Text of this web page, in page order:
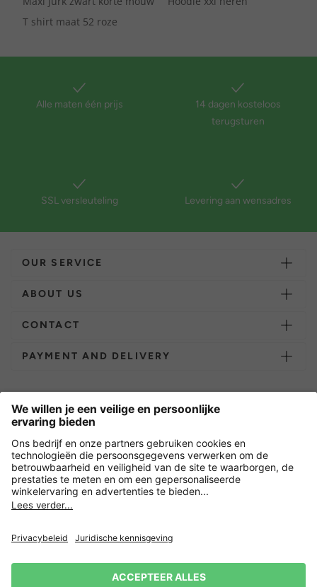
T shirt maat 52 roze
Alle maten één prijs
14 dagen kosteloos
terugsturen
SSL versleuteling Levering aan wensadres
OUR SERVICE
ABOUT US
CONTACT
PAYMENT AND DELIVERY
Nederland
Versleuteling met
Nieuwsbrief
15% korting op je volgende